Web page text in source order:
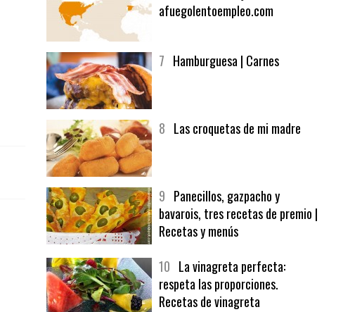
afuegolentoempleo.com
7 Hamburguesa | Carnes
8 Las croquetas de mi madre
9 Panecillos, gazpacho y
bavarois, tres recetas de premio |
Recetas y menús
10 La vinagreta perfecta:
respeta las proporciones.
Recetas de vinagreta